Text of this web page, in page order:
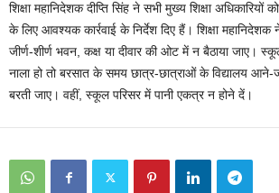
शिक्षा महानिदेशक दीप्ति सिंह ने सभी मुख्य शिक्षा अधिकारियों
के लिए आवश्यक कार्रवाई के निर्देश दिए हैं। शिक्षा
जीर्ण-शीर्ण भवन, कक्ष या दीवार की ओट में न बैठाया जाए।
नाला हो तो बरसात के समय छात्र-छात्राओं के विद्यालय आने-
बरती जाए। वहीं, स्कूल परिसर में पानी एकत्र न होने दें।